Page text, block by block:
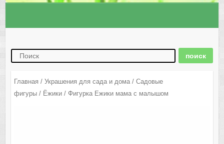
Главная / Украшения для сада и дома/ Садовые
фигуры/ Ёжики/ Фигурка Ежики мама с малышом